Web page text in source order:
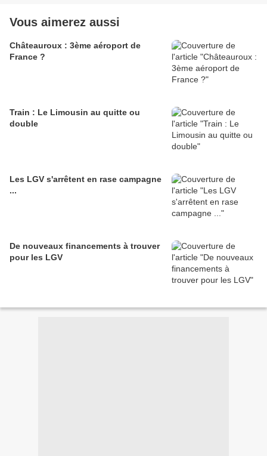
Vous aimerez aussi
Châteauroux : 3ème aéroport de
France ?
Train : Le Limousin au quitte ou
double
Les LGV s'arrêtent en rase campagne
...
De nouveaux financements à trouver
pour les LGV